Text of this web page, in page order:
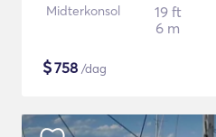
Midterkonsol
19 ft
6 m
$758 /dag